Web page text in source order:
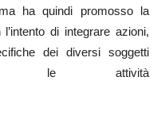
ha quindi promosso la
di integrare azioni,
dei diversi soggetti
le attività